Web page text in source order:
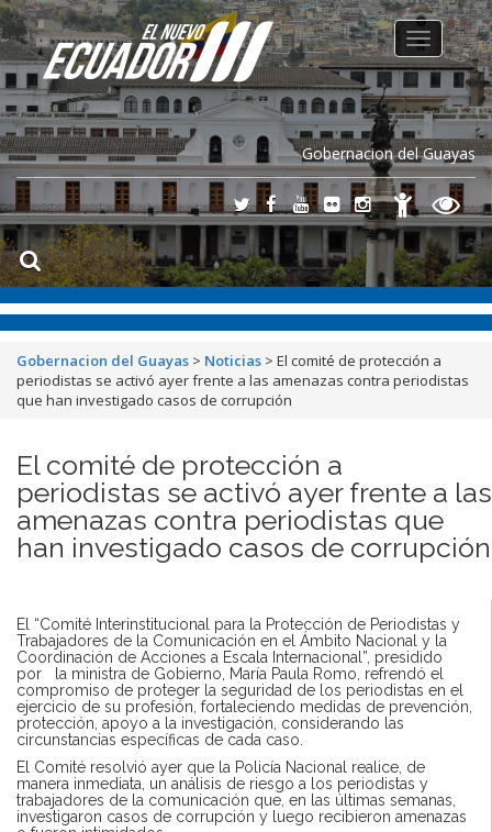
Gobernacion del Guayas
Toggle
navigation
Gobernacion del Guayas > Noticias > El comité de protección a
periodistas se activó ayer frente a las amenazas contra periodistas
que han investigado casos de corrupción
El comité de protección a
periodistas se activó ayer frente a las
amenazas contra periodistas que
han investigado casos de corrupción
El “Comité Interinstitucional para la Protección de Periodistas y
Trabajadores de la Comunicación en el Ámbito Nacional y la
Coordinación de Acciones a Escala Internacional”, presidido
por la ministra de Gobierno, María Paula Romo, refrendó el
compromiso de proteger la seguridad de los periodistas en el
ejercicio de su profesión, fortaleciendo medidas de prevención,
protección, apoyo a la investigación, considerando las
circunstancias específicas de cada caso.
El Comité resolvió ayer que la Policía Nacional realice, de
manera inmediata, un análisis de riesgo a los periodistas y
trabajadores de la comunicación que, en las últimas semanas,
investigaron casos de corrupción y luego recibieron amenazas